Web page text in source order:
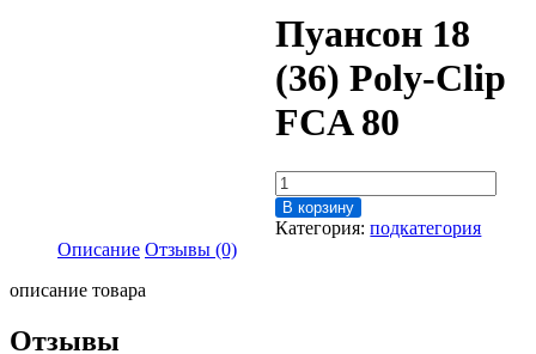
Пуансон 18
(36) Poly-Clip
FCA 80
Количество
товара
Пуансон
В корзину
Категория:подкатегория
Описание Отзывы (0)
описание товара
Отзывы